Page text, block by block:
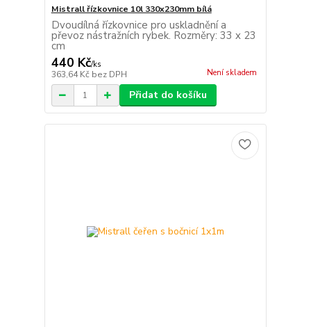
Mistrall řízkovnice 10l 330x230mm bílá
Dvoudílná řízkovnice pro uskladnění a
převoz nástražních rybek. Rozměry: 33 x 23
cm
440 Kč/ks
363,64 Kč bez DPH Není skladem
Přidat do košíku